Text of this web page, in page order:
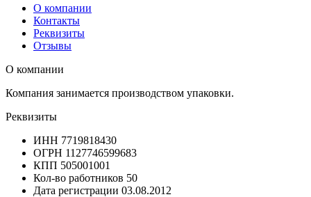
О компании
Контакты
Реквизиты
Отзывы
О компании
Компания занимается производством упаковки.
Реквизиты
ИНН 7719818430
ОГРН 1127746599683
КПП 505001001
Кол-во работников 50
Дата регистрации 03.08.2012